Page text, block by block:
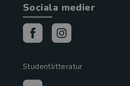
Sociala medier
Studentlitteratur